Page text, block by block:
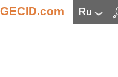
GECID.com ru